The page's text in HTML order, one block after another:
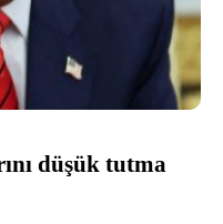
düşük tutma